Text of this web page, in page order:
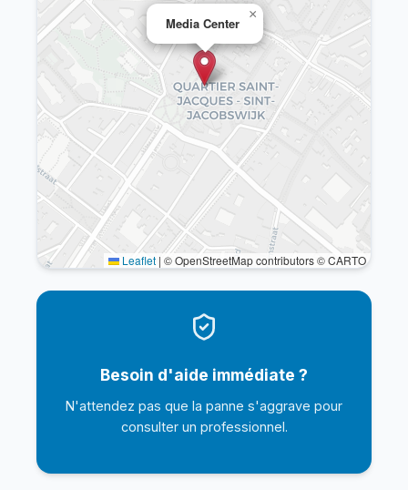
Media Center
×
Leaflet | © OpenStreetMap contributors © CARTO
Besoin d'aide immédiate ?
N'attendez pas que la panne s'aggrave pour
consulter un professionnel.